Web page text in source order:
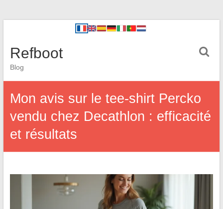
Refboot
Blog
Mon avis sur le tee-shirt Percko
vendu chez Decathlon : efficacité
et résultats